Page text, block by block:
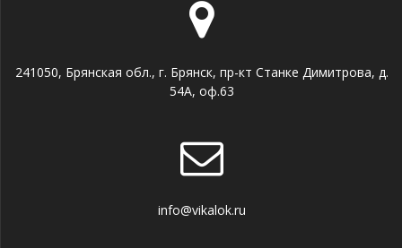
241050, Брянская обл., г. Брянск, пр-кт Станке Димитрова, д.
54А, оф.63
info@vikalok.ru